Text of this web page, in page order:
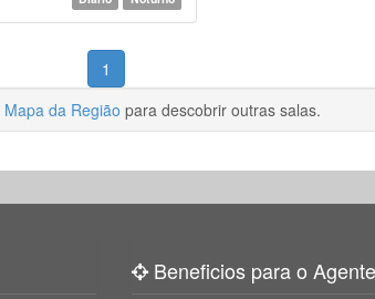
1
Mapa da Região para descobrir outras salas.
Beneficios para o Agente